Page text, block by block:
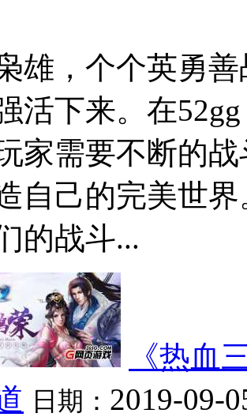
雄，个个英勇
活下来。在
家需要不断的
自己的完美世
的战斗...
《热血
日期： 2019-09-